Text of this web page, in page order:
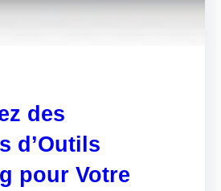
des
d’Outils
pour Votre